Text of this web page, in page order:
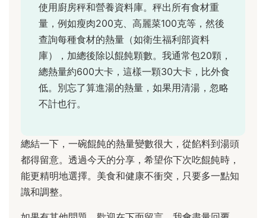
使用廚房秤和營養資料庫。秤出所有食材重
量，例如瘦肉200克、高麗菜100克等，然後
查詢每種食材的熱量（如衛生福利部資料
庫），加總後除以餛飩顆數。我通常包20顆，
總熱量約600大卡，這樣一顆30大卡，比外食
低。別忘了算進湯的熱量，如果用清湯，忽略
不計也行。
總結一下，一碗餛飩的熱量變數很大，從餡料到湯頭
都得留意。透過今天的分享，希望你下次吃餛飩時，
能更精明地選擇。美食和健康不衝突，只要多一點知
識和調整。